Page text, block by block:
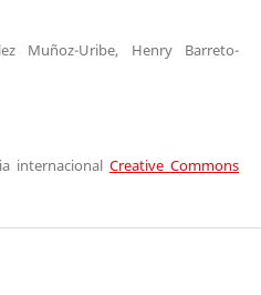
Muñoz-Uribe, Henry Barreto-
internacional Creative Commons